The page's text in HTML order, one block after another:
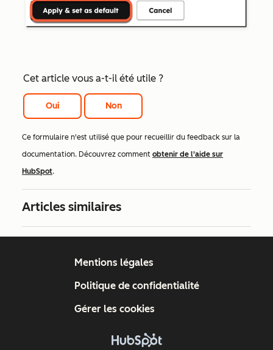
Cet article vous a-t-il été utile ?
Oui Non
Ce formulaire n'est utilisé que pour recueillir du feedback sur la
documentation. Découvrez comment obtenir de l'aide sur
HubSpot.
Articles similaires
Mentions légales
Politique de confidentialité
Gérer les cookies